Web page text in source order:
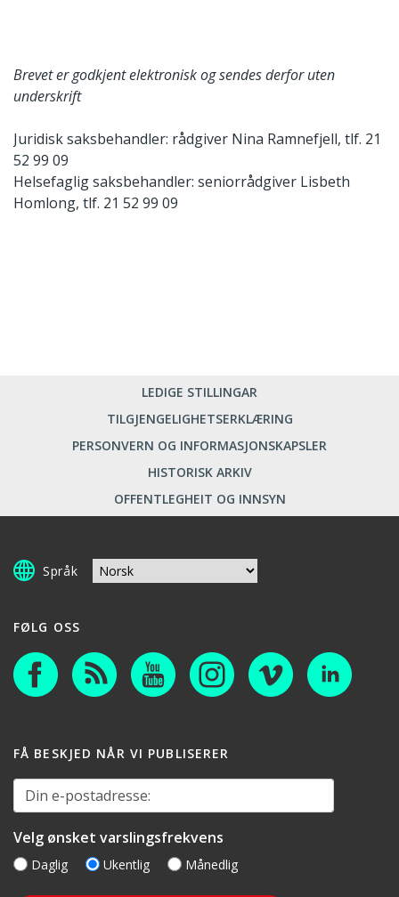
Brevet er godkjent elektronisk og sendes derfor uten
underskrift
Juridisk saksbehandler: rådgiver Nina Ramnefjell, tlf. 21
52 99 09
Helsefaglig saksbehandler: seniorrådgiver Lisbeth
Homlong, tlf. 21 52 99 09
LEDIGE STILLINGAR
TILGJENGELIGHETSERKLÆRING
PERSONVERN OG INFORMASJONSKAPSLER
HISTORISK ARKIV
OFFENTLEGHEIT OG INNSYN
Språk
FØLG OSS
FÅ BESKJED NÅR VI PUBLISERER
Din e-postadresse:
Velg ønsket varslingsfrekvens
Daglig Ukentlig Månedlig